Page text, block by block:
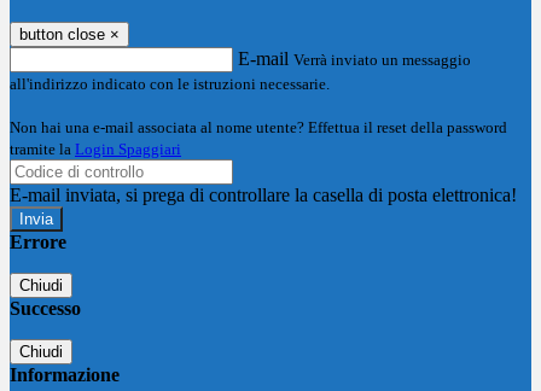
button close ×
E-mail Verrà inviato un messaggio
all'indirizzo indicato con le istruzioni necessarie.
Non hai una e-mail associata al nome utente? Effettua il reset della password
tramite la Login Spaggiari
E-mail inviata, si prega di controllare la casella di posta elettronica!
Errore
Chiudi
Successo
Chiudi
Informazione